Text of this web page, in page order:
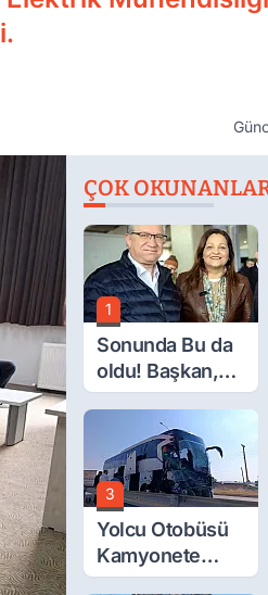
ÇOK
1
Sonunda Bu da
oldu! Başkan,
Meclis Üyesini
Bahçesinden
Attırdı
3
Yolcu Otobüsü
Kamyonete
Çarptı: 1 Ölü, 15